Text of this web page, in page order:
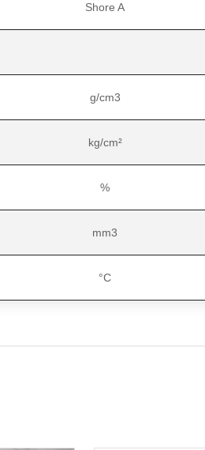
Shore A
g/cm3
kg/cm²
%
mm3
°C